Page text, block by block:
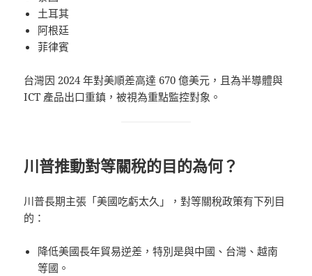
土耳其
阿根廷
菲律賓
台灣因 2024 年對美順差高達 670 億美元，且為半導體與
ICT 產品出口重鎮，被視為重點監控對象。
川普推動對等關稅的目的為何？
川普長期主張「美國吃虧太久」，對等關稅政策有下列目
的：
降低美國長年貿易逆差，特別是與中國、台灣、越南
等國。